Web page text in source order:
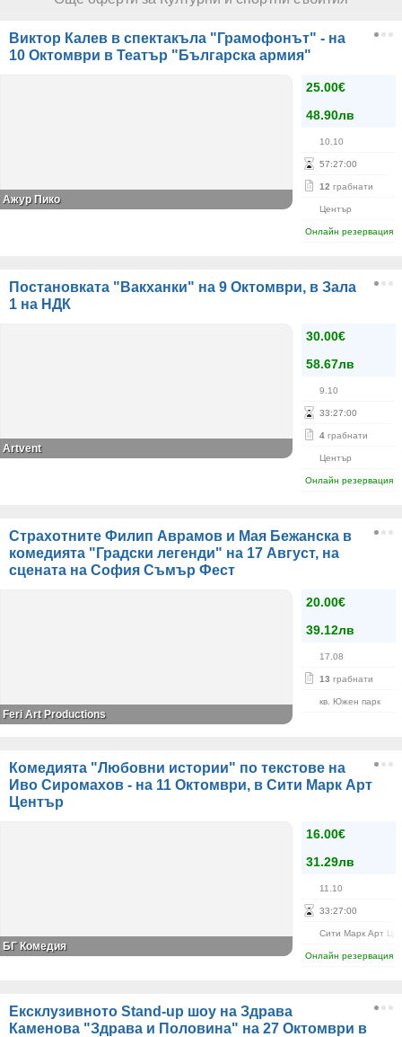
Виктор Калев в спектакъла "Грамофонът" - на
10 Октомври в Театър "Българска армия"
25.00€
48.90лв
10.10
57:27:00
12 грабнати
Център
Онлайн резервация
Ажур Пико
Постановката "Вакханки" на 9 Октомври, в Зала
1 на НДК
30.00€
58.67лв
9.10
33:27:00
4 грабнати
Център
Онлайн резервация
Artvent
Страхотните Филип Аврамов и Мая Бежанска в
комедията "Градски легенди" на 17 Август, на
сцената на София Съмър Фест
20.00€
39.12лв
17.08
13 грабнати
кв. Южен парк
Feri Art Productions
Комедията "Любовни истории" по текстове на
Иво Сиромахов - на 11 Октомври, в Сити Марк Арт
Център
16.00€
31.29лв
11.10
33:27:00
Сити Марк Арт
Онлайн резервация
БГ Комедия
Ексклузивното Stand-up шоу на Здрава
Каменова "Здрава и Половина" на 27 Октомври в